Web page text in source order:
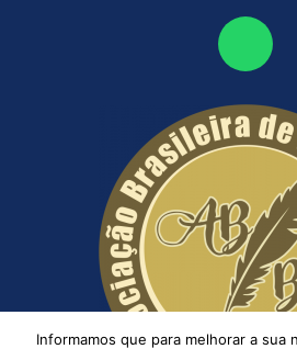
Informamos que para melhorar a sua